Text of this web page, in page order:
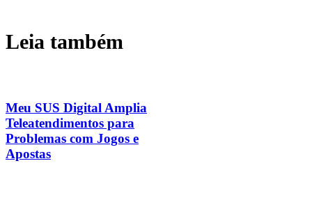
Leia também
Meu SUS Digital Amplia
Teleatendimentos para
Problemas com Jogos e
Apostas